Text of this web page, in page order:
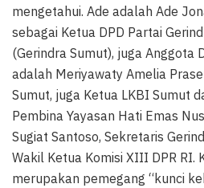
mengetahui. Ade adalah Ade
sebagai Ketua DPD Partai
(Gerindra Sumut), juga Anggota
adalah Meriyawaty Amelia
Sumut, juga Ketua LKBI Sumut
Pembina Yayasan Hati Emas
Sugiat Santoso, Sekretaris
Wakil Ketua Komisi XIII DPR RI.
merupakan pemegang “kunci